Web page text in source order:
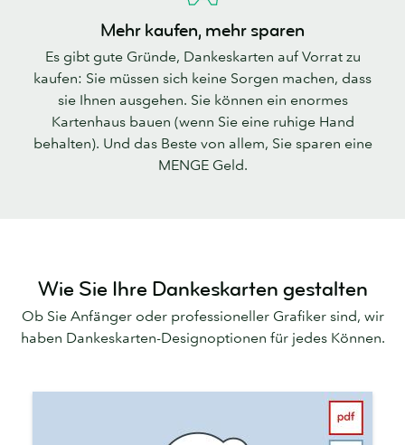
Mehr kaufen, mehr sparen
Es gibt gute Gründe, Dankeskarten auf Vorrat zu
kaufen: Sie müssen sich keine Sorgen machen, dass
sie Ihnen ausgehen. Sie können ein enormes
Kartenhaus bauen (wenn Sie eine ruhige Hand
behalten). Und das Beste von allem, Sie sparen eine
MENGE Geld.
Wie Sie Ihre Dankeskarten gestalten
Ob Sie Anfänger oder professioneller Grafiker sind, wir
haben Dankeskarten-Designoptionen für jedes Können.